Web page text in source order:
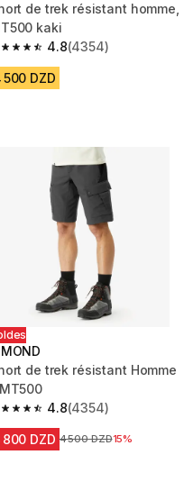
de trek résistant homme,
kaki
4.8
out of 5 stars from 4354
(4354)
500 DZD
de trek résistant Homme
4.8
out of 5 stars from 4354
(4354)
800 DZD Prix avant la réduction
4 500 DZD15%